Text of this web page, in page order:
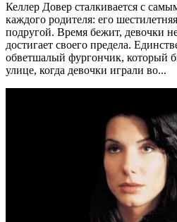
Келлер Довер сталкивается с
каждого родителя: его
подругой. Время бежит, девочки
достигает своего предела.
обветшалый фургончик, который
улице, когда девочки играли во...